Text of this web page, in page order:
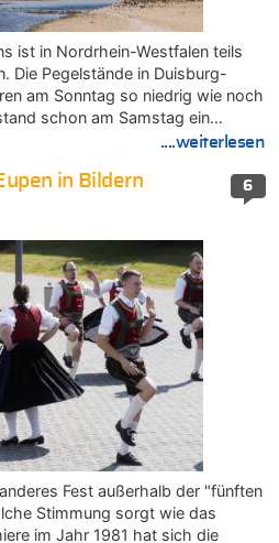
ist in Nordrhein-Westfalen teils
Die Pegelstände in Duisburg-
am Sonntag so niedrig wie noch
schon am Samstag ein…
....weiterlesen
6
in Bildern
Fest außerhalb der "fünften
Stimmung sorgt wie das
im Jahr 1981 hat sich die